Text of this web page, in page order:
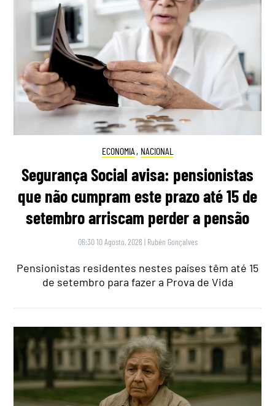
ECONOMIA , NACIONAL
Segurança Social avisa: pensionistas
que não cumpram este prazo até 15 de
setembro arriscam perder a pensão
06:30 10 Agosto, 2026 | Rubén Gonçalves
Pensionistas residentes nestes países têm até 15
de setembro para fazer a Prova de Vida